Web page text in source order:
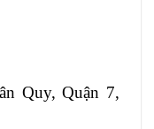
Quy, Quận 7,